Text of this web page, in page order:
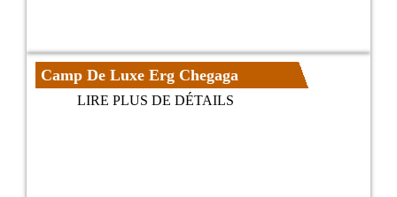
Camp De Luxe Erg Chegaga
LIRE PLUS DE DÉTAILS